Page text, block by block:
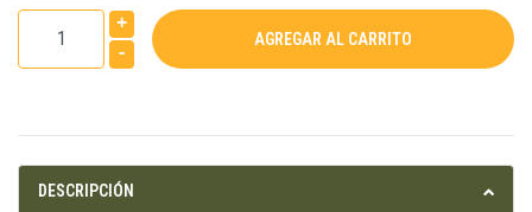
+
-
DESCRIPCIÓN